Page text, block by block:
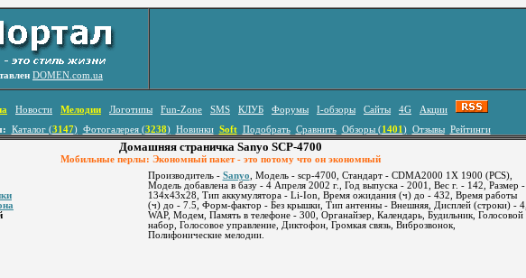
DOMEN.com.ua
Новости Мелодии Логотипы Fun-Zone SMS КЛУБ Форумы I-обзоры Сайты 4G
Акции
Каталог (3147) Фотогалерея (3238) Новинки Soft Подобрать Сравнить Обзоры (1401 ) Отзывы Рейтинги
Домашняя страничка Sanyo SCP-4700
Мобильные перлы: Экономный пакет - это потому что он экономный
Производитель - Sanyo , Модель - scp-4700, Стандарт - CDMA2000 1X 1900 (PCS),
Модель добавлена в базу - 4 Апреля 2002 г., Год выпуска - 2001, Вес г. - 142, Размер -
134x43x28, Тип аккумулятора - Li-Ion, Время ожидания (ч) до - 432, Время работы
(ч) до - 7.5, Форм-фактор - Без крышки, Тип антенны - Внешняя, Дисплей (строки) - 4,
WAP, Модем, Память в телефоне - 300, Органайзер, Календарь, Будильник, Голосовой
набор, Голосовое управление, Диктофон, Громкая связь, Виброзвонок,
Полифонические мелодии.